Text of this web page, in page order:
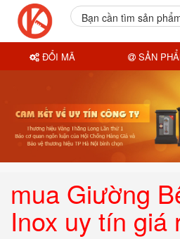
mua Giường
Inox uy tín giá
Bạn cần tìm sản
ĐỔI MÃ SẢN